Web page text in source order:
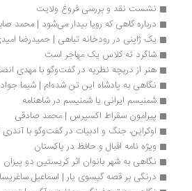
نشست نقد و بررسی فروغ ولایت
درباره گاهی که رویا بیدار می‌شود | محمد صابری
یک ژاپنی در رودخانه تباهی | حمیدرضا امیدی سرور
شاگرد ته کلاس یک مهاجر است
هنر از دریچه نظریه در گفت‌وگو با مهدی انصاری
نگاهی به پادشاه این تن شده‌ام | شیما جوادی
شمنیسم ایرانی یا شمنیسم در شاهنامه
پیرامون سقراط اکسپرس | محمد صادقی
اوکراین، جنگ و ادبیات در گفت‌وگو با آندری کورکوف
ویژه نامه اقبال و حافظ در پاکستان
نگاهی به شهر بانوان اثر كریستین دو پیزان
درنگی بر قصه گیسوی یار | اسماعیل ساغریسازان